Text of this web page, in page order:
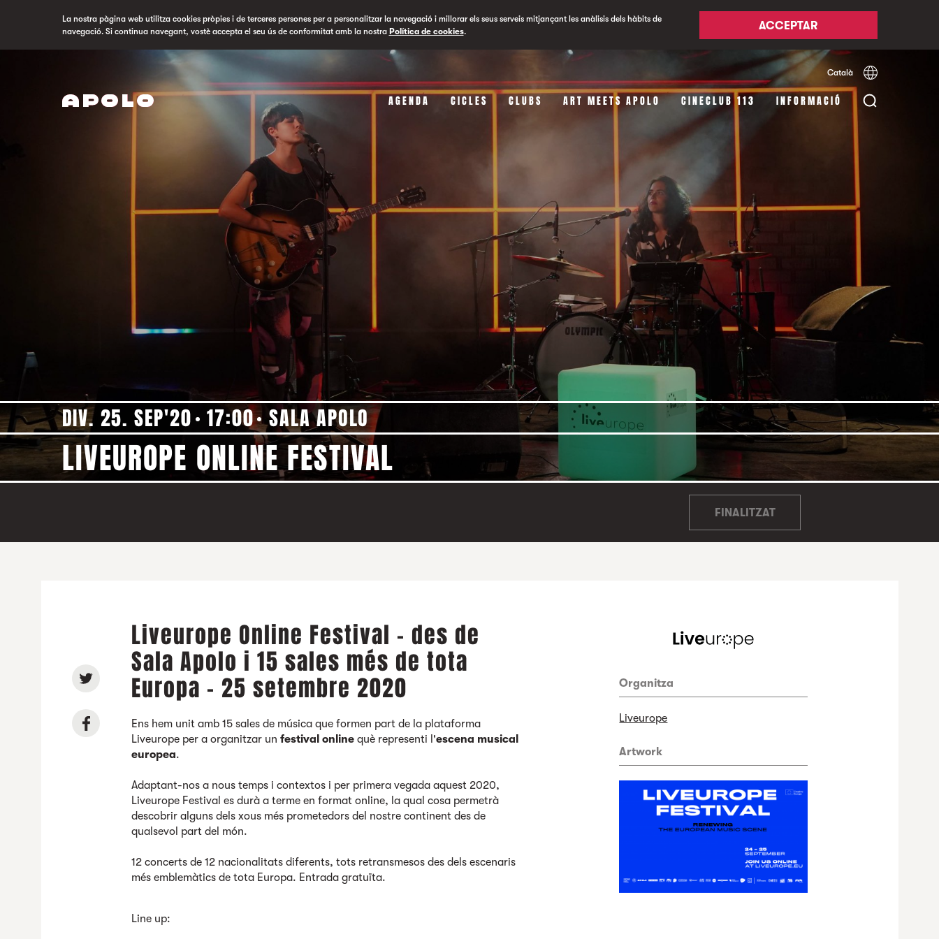
La nostra pàgina web utilitza cookies pròpies i de terceres persones per a personalitzar la navegació i millorar els seus serveis mitjançant les anàlisis dels hàbits de
navegació. Si continua navegant, vostè accepta el seu ús de conformitat amb la nostra Política de cookies. ACCEPTAR
Català Español
AGENDA CICLES CLUBS ART MEETS APOLO CINECLUB 113 INFORMACIÓ
DIV. 25. SEP'20 17:00 SALA APOLO
LIVEUROPE ONLINE FESTIVAL
FINALITZAT
Liveurope Online Festival – des de
Sala Apolo i 15 sales més de tota
Europa - 25 setembre 2020
Ens hem unit amb 15 sales de música que formen part de la plataforma
Liveurope per a organitzar unfestival onlinequè representi l'escena musical
europea.
Adaptant-nos a nous temps i contextos i per primera vegada aquest 2020,
Liveurope Festival es durà a terme en format online, la qual cosa permetrà
descobrir alguns dels xous més prometedors del nostre continent des de
qualsevol part del món.
12 concerts de 12 nacionalitats diferents, tots retransmesos des dels escenaris
més emblemàtics de tota Europa. Entrada gratuïta.
Line up:
Organitza
Liveurope
Artwork